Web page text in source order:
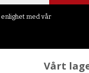
med vår
Vårt